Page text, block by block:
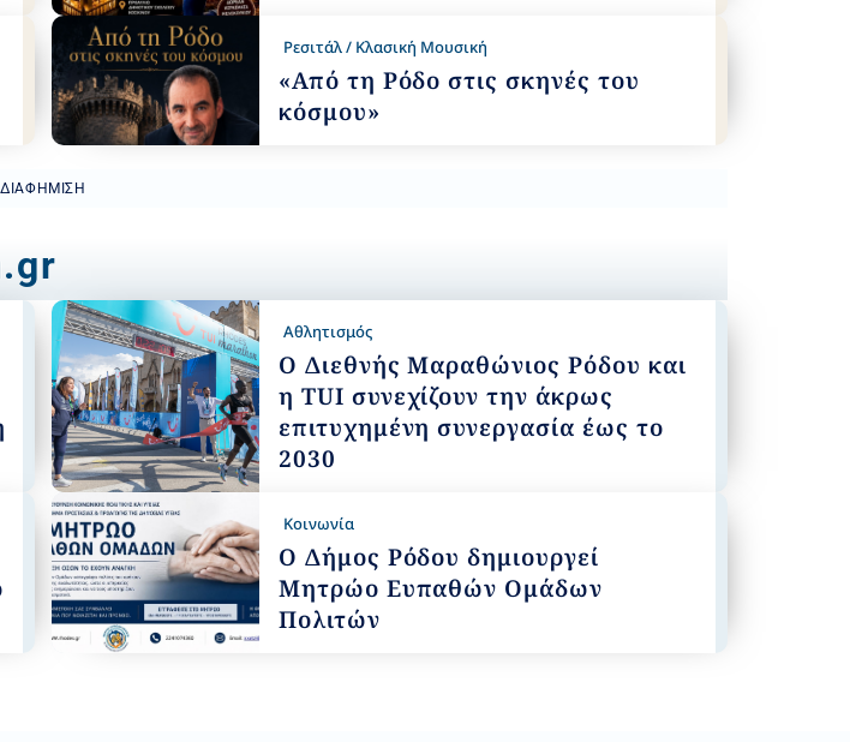
Ρεσιτάλ / Κλασική Μουσική
«Από τη Ρόδο στις σκηνές του
κόσμου»
ΔΙΑΦΉΜΙΣΗ
Αθλητισμός
Ο Διεθνής Μαραθώνιος Ρόδου και
η TUI συνεχίζουν την άκρως
επιτυχημένη συνεργασία έως το
2030
Κοινωνία
Ο Δήμος Ρόδου δημιουργεί
Μητρώο Ευπαθών Ομάδων
Πολιτών